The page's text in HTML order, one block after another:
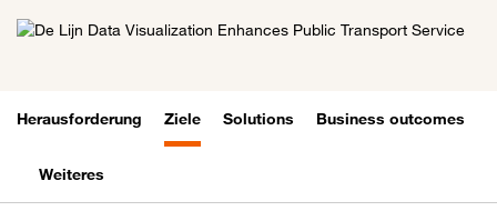
Herausforderung Ziele Solutions Business outcomes
Weiteres